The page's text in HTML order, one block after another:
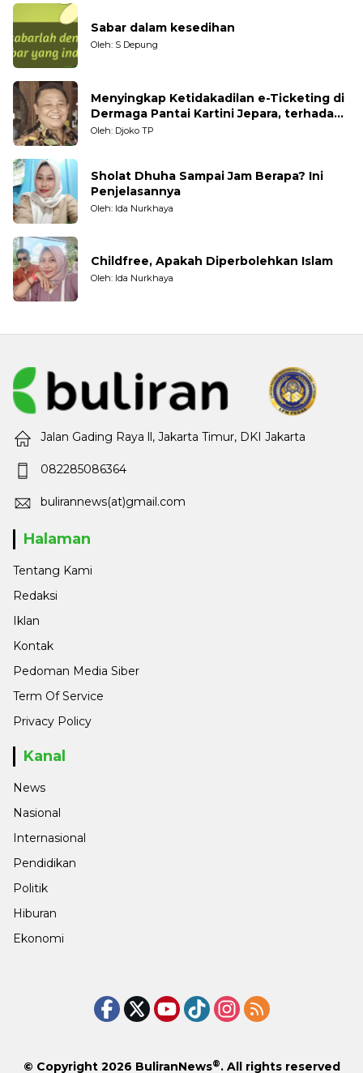
Sabar dalam kesedihan
Oleh: S Depung
Menyingkap Ketidakadilan e-Ticketing di
Dermaga Pantai Kartini Jepara, terhadap
Nelayan Tradisional
Oleh: Djoko TP
Sholat Dhuha Sampai Jam Berapa? Ini
Penjelasannya
Oleh: Ida Nurkhaya
Childfree, Apakah Diperbolehkan Islam
Oleh: Ida Nurkhaya
Jalan Gading Raya ll, Jakarta Timur, DKI Jakarta
082285086364
bulirannews(at)gmail.com
Halaman
Tentang Kami
Redaksi
Iklan
Kontak
Pedoman Media Siber
Term Of Service
Privacy Policy
Kanal
News
Nasional
Internasional
Pendidikan
Politik
Hiburan
Ekonomi
© Copyright 2026 BuliranNews®. All rights reserved